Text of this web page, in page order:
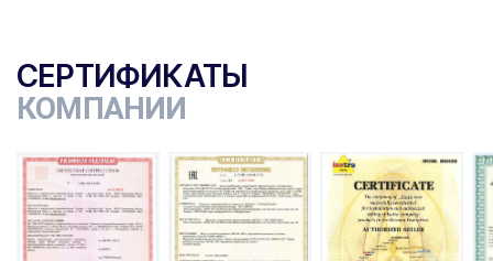
СЕРТИФИКАТЫ
КОМПАНИИ